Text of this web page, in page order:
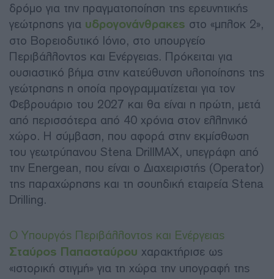
δρόμο για την πραγματοποίηση της ερευνητικής
γεώτρησης για υδρογονάνθρακες στο «μπλοκ 2»,
στο Βορειοδυτικό Ιόνιο, στο υπουργείο
Περιβάλλοντος και Ενέργειας. Πρόκειται για
ουσιαστικό βήμα στην κατεύθυνση υλοποίησης της
γεώτρησης η οποία προγραμματίζεται για τον
Φεβρουάριο του 2027 και θα είναι η πρώτη, μετά
από περισσότερα από 40 χρόνια στον ελληνικό
χώρο. Η σύμβαση, που αφορά στην εκμίσθωση
του γεωτρύπανου Stena DrillMAX, υπεγράφη από
την Energean, που είναι ο Διαχειριστής (Operator)
της παραχώρησης και τη σουηδική εταιρεία Stena
Drilling.
Ο Υπουργός Περιβάλλοντος και Ενέργειας
Σταύρος Παπασταύρου χαρακτήρισε ως
«ιστορική στιγμή» για τη χώρα την υπογραφή της